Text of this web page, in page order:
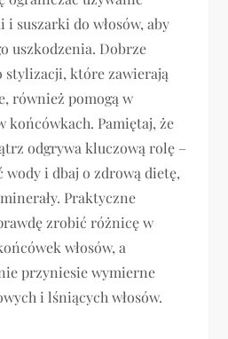
suszarki do włosów, aby
uszkodzenia. Dobrze
stylizacji, które zawierają
również pomogą w
Pamiętaj, że
odgrywa kluczową rolę –
i dbaj o zdrową dietę,
Praktyczne
zrobić różnicę w
włosów, a
przyniesie wymierne
i lśniących włosów.